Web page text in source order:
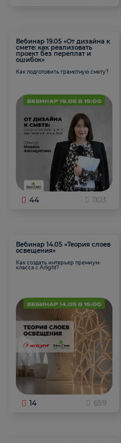
Вебинар 19.05 «От дизайна к
смете: как реализовать
проект без переплат и
ошибок»
Как подготовить грамотную смету?
44 1103
Вебинар 14.05 «Теория слоев
освещения»
Как создать интерьер премиум-
класса с Arlight?
14 659